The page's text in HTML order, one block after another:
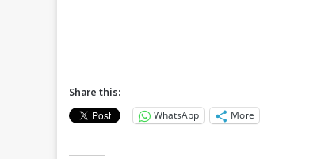
Share this:
WhatsApp
More